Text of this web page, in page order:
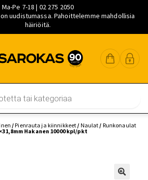
Ma-Pe 7-18 | 02 275 2050
uudistumassa. Pahoittelemme mahdollisia
häiriöitä.
/Pienrauta ja kiinnikkeet / Naulat / Runkonaulat
Hakanen 10000 kpl/pkt